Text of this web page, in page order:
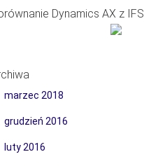
Dynamics AX z IFS
marzec 2018
grudzień 2016
luty 2016